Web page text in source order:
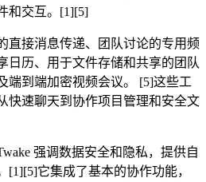
和交互。[1][5]
直接消息传递、团队讨论的专用频
日历、用于文件存储和共享的团队
端到端加密视频会议。 [5]这些工
快速聊天到协作项目管理和安全文
强调数据安全和隐私，提供自
[1][5]它集成了基本的协作功能，